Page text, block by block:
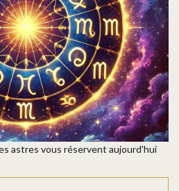
astres vous réservent aujourd'hui